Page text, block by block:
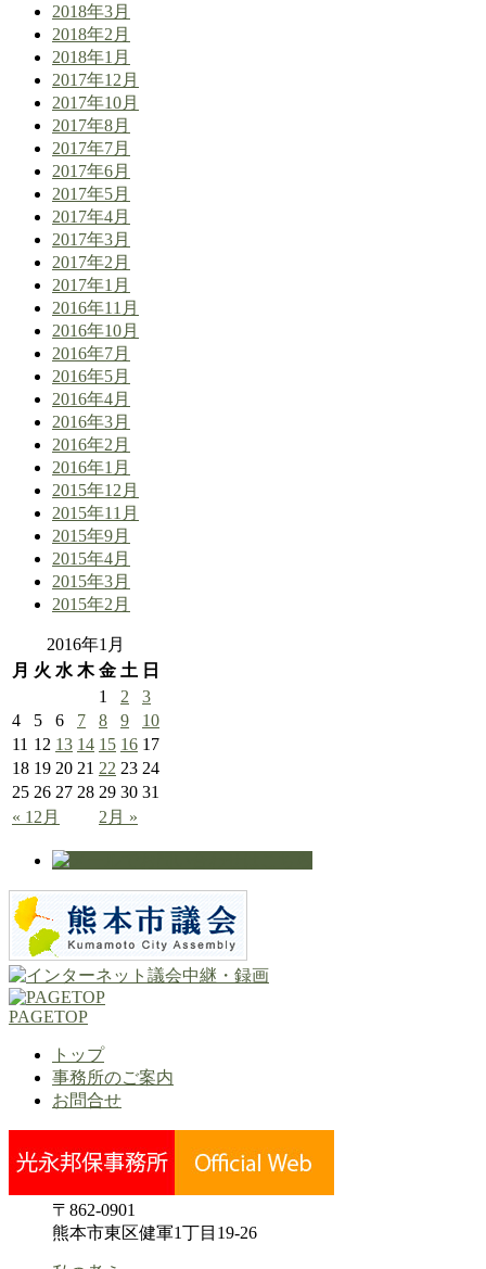
2018年3月
2018年2月
2018年1月
2017年12月
2017年10月
2017年8月
2017年7月
2017年6月
2017年5月
2017年4月
2017年3月
2017年2月
2017年1月
2016年11月
2016年10月
2016年7月
2016年5月
2016年4月
2016年3月
2016年2月
2016年1月
2015年12月
2015年11月
2015年9月
2015年4月
2015年3月
2015年2月
2016年1月
月 火 水 木 金 土 日
« 12月 2月 »
1 2
3
4
5 6 7 8 9
10
11 12 13 14 15 16 17
18 19 20 21 22 23 24
25 26 27 28 29 30 31
PAGETOP
トップ
事務所のご案内
お問合せ
〒862-0901
熊本市東区健軍1丁目19-26